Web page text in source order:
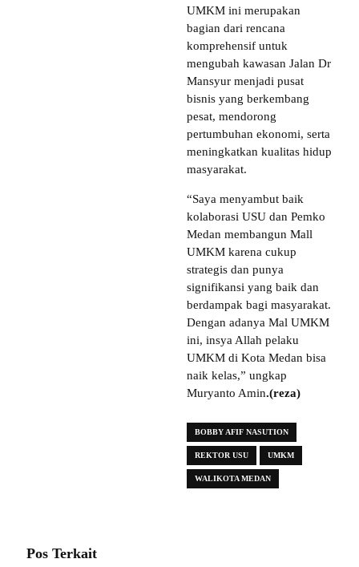
UMKM ini merupakan
bagian dari rencana
komprehensif untuk
mengubah kawasan Jalan Dr
Mansyur menjadi pusat
bisnis yang berkembang
pesat, mendorong
pertumbuhan ekonomi, serta
meningkatkan kualitas hidup
masyarakat.
“Saya menyambut baik
kolaborasi USU dan Pemko
Medan membangun Mall
UMKM karena cukup
strategis dan punya
signifikansi yang baik dan
berdampak bagi masyarakat.
Dengan adanya Mal UMKM
ini, insya Allah pelaku
UMKM di Kota Medan bisa
naik kelas,” ungkap
Muryanto Amin.(reza)
BOBBY AFIF NASUTION
REKTOR USU UMKM
WALIKOTA MEDAN
Pos Terkait